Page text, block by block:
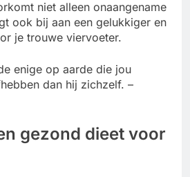
niet alleen onaangename
ook bij aan een gelukkiger en
je trouwe viervoeter.
enige op aarde die jou
dan hij zichzelf. –
gezond dieet voor